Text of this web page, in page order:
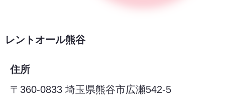
レントオール熊谷
住所
〒360-0833 埼玉県熊谷市広瀬542-5